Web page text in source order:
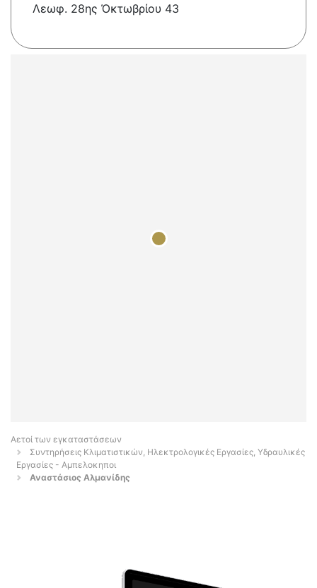
Λεωφ. 28ης Ὀκτωβρίου 43
Αετοί των εγκαταστάσεων
Συντηρήσεις Κλιματιστικών, Ηλεκτρολογικές Εργασίες, Υδραυλικές
Εργασίες - Αμπελοκηποι
Αναστάσιος Αλμανίδης